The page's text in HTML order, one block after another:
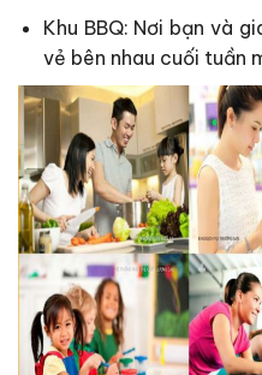
Khu BBQ: Nơi bạn và
vẻ bên nhau cuối tuần